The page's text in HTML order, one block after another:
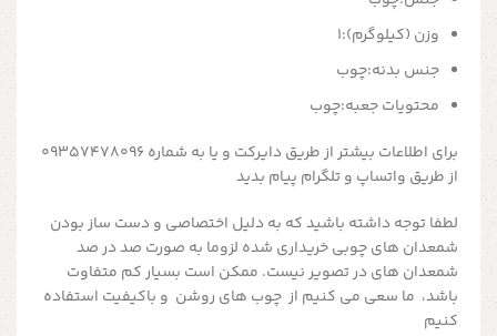
وزن (کیلوگرم):1
جنس بدنه:چوب
محتویات جعبه:چوب
برای اطلاعات بیشتر از طریق دایرکت و یا به شماره 09357478096
از طریق واتساپ و تلگرام پیام بدید
لطفا توجه داشته باشید که به دلیل اختصاصی و دست ساز بودن
شمعدان های چوبی خریداری شده لزوما به صورت صد در صد
شمعدان های در تصویر نیست. ممکن است بسیار کم متفاوت
باشد، ما سعی می کنیم از چوب های روشن و باکیفیت استفاده
کنیم